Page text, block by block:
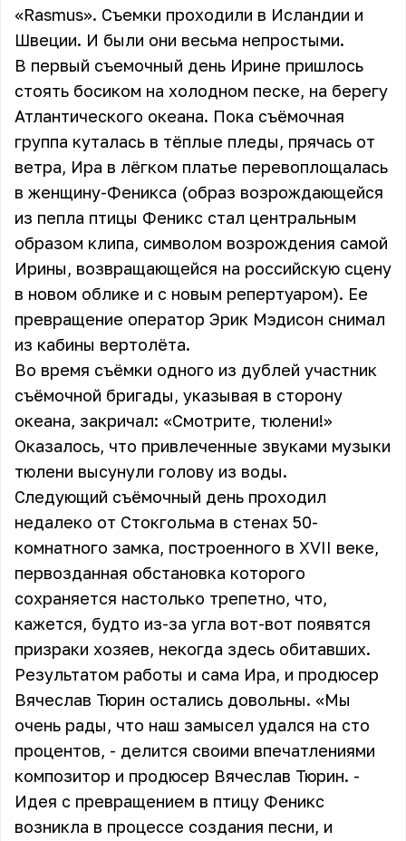
«Rasmus». Съемки проходили в Исландии и
Швеции. И были они весьма непростыми.
В первый съемочный день Ирине пришлось
стоять босиком на холодном песке, на берегу
Атлантического океана. Пока съёмочная
группа куталась в тёплые пледы, прячась от
ветра, Ира в лёгком платье перевоплощалась
в женщину-Феникса (образ возрождающейся
из пепла птицы Феникс стал центральным
образом клипа, символом возрождения самой
Ирины, возвращающейся на российскую сцену
в новом облике и с новым репертуаром). Ее
превращение оператор Эрик Мэдисон снимал
из кабины вертолёта.
Во время съёмки одного из дублей участник
съёмочной бригады, указывая в сторону
океана, закричал: «Смотрите, тюлени!»
Оказалось, что привлеченные звуками музыки
тюлени высунули голову из воды.
Следующий съёмочный день проходил
недалеко от Стокгольма в стенах 50-
комнатного замка, построенного в XVII веке,
первозданная обстановка которого
сохраняется настолько трепетно, что,
кажется, будто из-за угла вот-вот появятся
призраки хозяев, некогда здесь обитавших.
Результатом работы и сама Ира, и продюсер
Вячеслав Тюрин остались довольны. «Мы
очень рады, что наш замысел удался на сто
процентов, - делится своими впечатлениями
композитор и продюсер Вячеслав Тюрин. -
Идея с превращением в птицу Феникс
возникла в процессе создания песни, и